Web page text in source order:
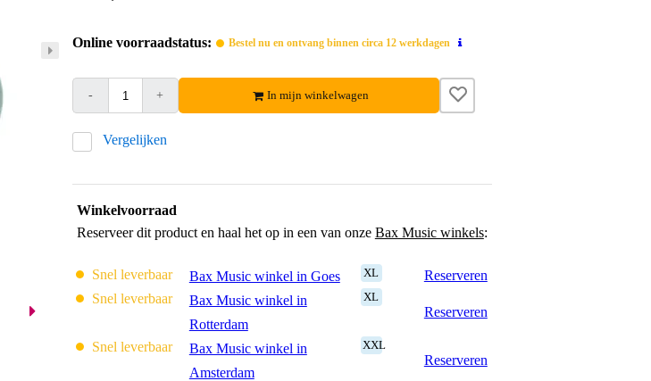
Online voorraadstatus: Bestel nu en ontvang binnen circa 12 werkdagen
- + In mijn winkelwagen
Vergelijken
Winkelvoorraad
Reserveer dit product en haal het op in een van onze Bax Music winkels:
Snel leverbaar Bax Music winkel in Goes XL
Reserveren
Snel leverbaar
Bax Music winkel in
Rotterdam
XL
Reserveren
Snel leverbaar
Bax Music winkel in
Amsterdam
XXL
Reserveren